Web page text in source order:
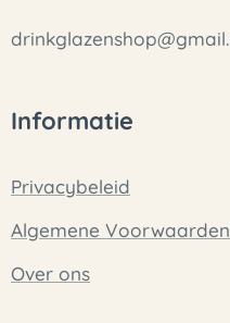
Informatie
Privacybeleid
Algemene Voorwaarden
Over ons